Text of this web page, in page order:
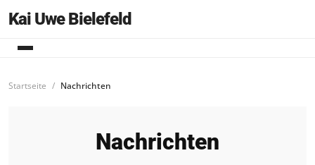
Kai Uwe Bielefeld
Startseite Nachrichten
Nachrichten